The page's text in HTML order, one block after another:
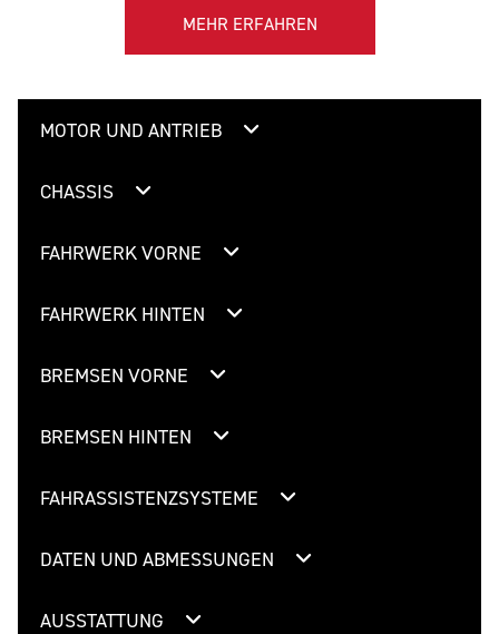
MEHR ERFAHREN
MOTOR UND ANTRIEB
CHASSIS
FAHRWERK VORNE
FAHRWERK HINTEN
BREMSEN VORNE
BREMSEN HINTEN
FAHRASSISTENZSYSTEME
DATEN UND ABMESSUNGEN
AUSSTATTUNG